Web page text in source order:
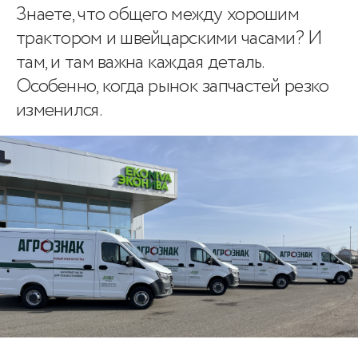
Знаете, что общего между хорошим
трактором и швейцарскими часами? И
там, и там важна каждая деталь.
Особенно, когда рынок запчастей резко
изменился.